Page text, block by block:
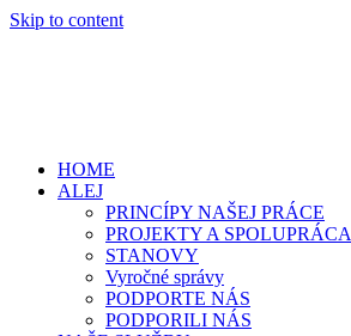
Skip to content
HOME
ALEJ
PRINCÍPY NAŠEJ PRÁCE
PROJEKTY A SPOLUPRÁCA
STANOVY
Vyročné správy
PODPORTE NÁS
PODPORILI NÁS